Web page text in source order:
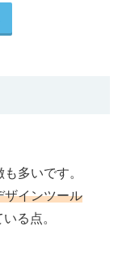
多いです。
ザインツール
いる点。